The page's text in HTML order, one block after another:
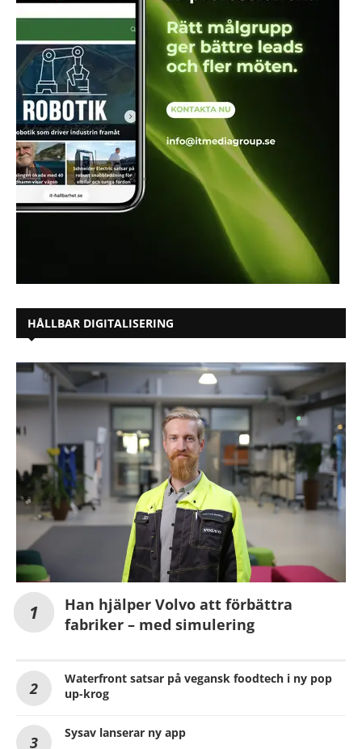
HÅLLBAR DIGITALISERING
Han hjälper Volvo att förbättra
fabriker – med simulering
Waterfront satsar på vegansk foodtech i ny pop
up-krog
Sysav lanserar ny app